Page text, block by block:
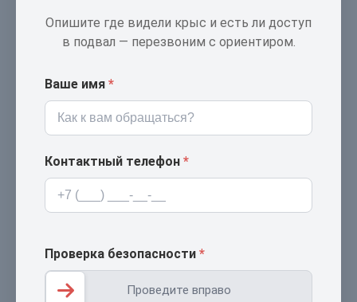
Опишите где видели крыс и есть ли доступ
в подвал — перезвоним с ориентиром.
Ваше имя *
Контактный телефон *
Проверка безопасности *
Проведите вправо